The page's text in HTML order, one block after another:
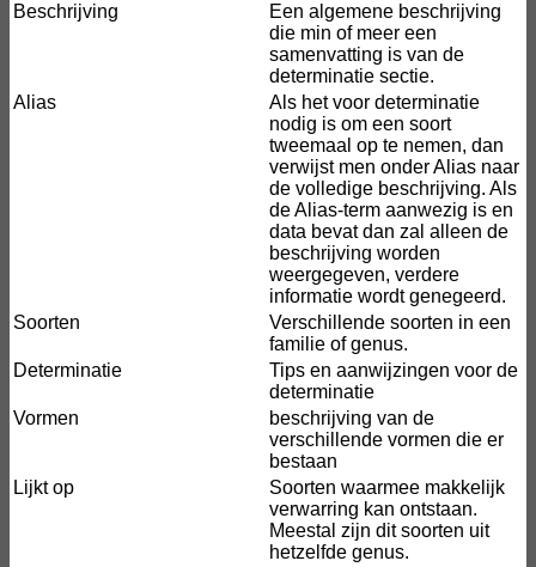
Beschrijving
Een algemene beschrijving
die min of meer een
samenvatting is van de
determinatie sectie.
Alias
Als het voor determinatie
nodig is om een soort
tweemaal op te nemen, dan
verwijst men onder Alias naar
de volledige beschrijving. Als
de Alias-term aanwezig is en
data bevat dan zal alleen de
beschrijving worden
weergegeven, verdere
informatie wordt genegeerd.
Soorten
Verschillende soorten in een
familie of genus.
Determinatie
Tips en aanwijzingen voor de
determinatie
Vormen
beschrijving van de
verschillende vormen die er
bestaan
Lijkt op
Soorten waarmee makkelijk
verwarring kan ontstaan.
Meestal zijn dit soorten uit
hetzelfde genus.